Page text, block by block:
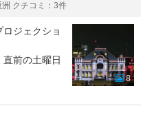
クチコミ：3件
ジェクショ
前の土曜日
8